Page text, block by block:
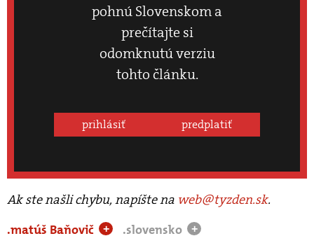
pohnú Slovenskom a
prečítajte si
odomknutú verziu
tohto článku.
prihlásiť predplatiť
Ak ste našli chybu, napíšte na web@tyzden.sk.
.matúš Baňovič
+ .slovensko +